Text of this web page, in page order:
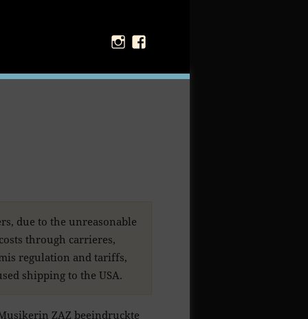
Instagram
due to the unreasonable
through carrieres,
regulation and tariffs,
shipping to the USA.
ZAZ beeindruckte